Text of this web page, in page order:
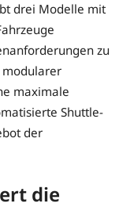
drei Modelle mit
zu
modularer
maximale
Shuttle-
der
die